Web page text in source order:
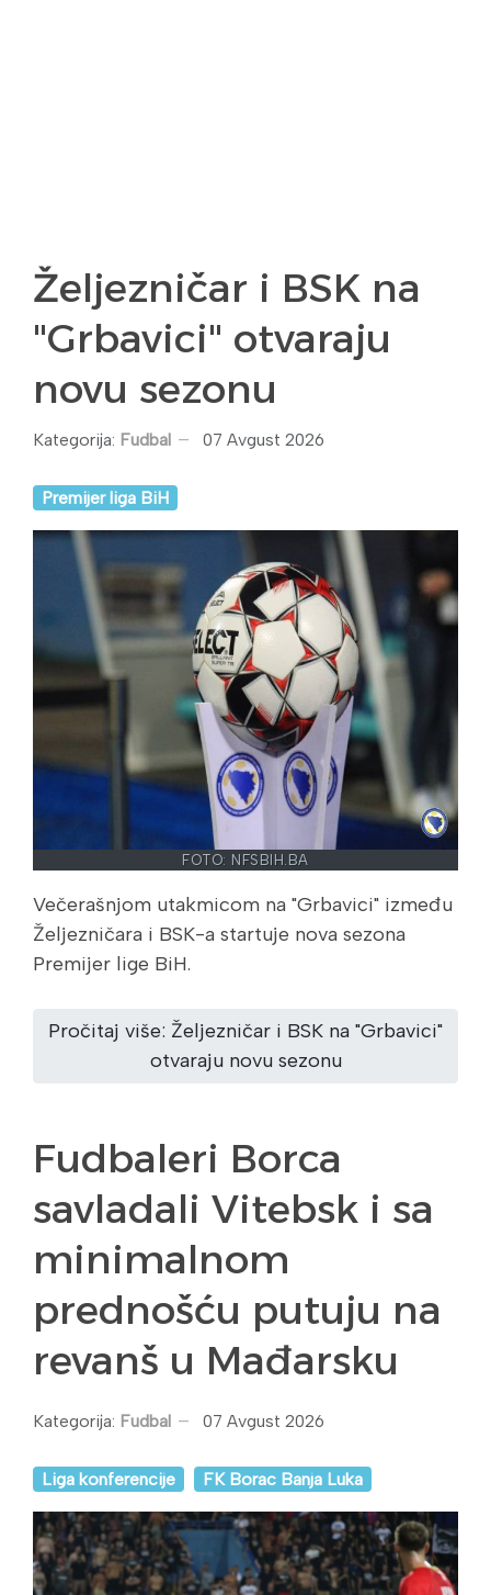
Željezničar i BSK na
"Grbavici" otvaraju
novu sezonu
Kategorija: Fudbal 07 Avgust 2026
Premijer liga BiH
FOTO: NFSBIH.BA
Večerašnjom utakmicom na "Grbavici" između
Željezničara i BSK-a startuje nova sezona
Premijer lige BiH.
Pročitaj više: Željezničar i BSK na "Grbavici"
otvaraju novu sezonu
Fudbaleri Borca
savladali Vitebsk i sa
minimalnom
prednošću putuju na
revanš u Mađarsku
Kategorija: Fudbal 07 Avgust 2026
Liga konferencije FK Borac Banja Luka